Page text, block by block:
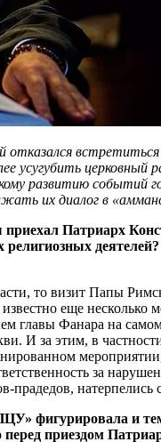
отказался встретиться
усугубить церковный
развитию событий
их диалог в
Патриарх
то визит Папы
еще несколько
главы Фанара на
И за этим, в
за
натерпелись
фигурировала и
приездом